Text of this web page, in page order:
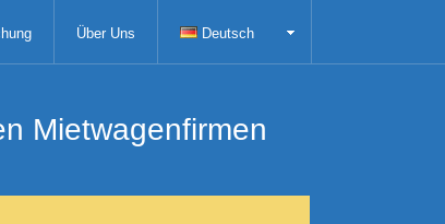
Über Uns Deutsch
Mietwagenfirmen